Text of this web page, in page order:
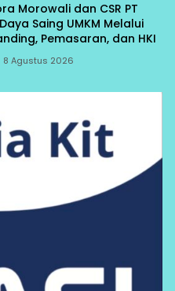
Morowali dan CSR PT
Saing UMKM Melalui
Pemasaran, dan HKI
8 Agustus 2026